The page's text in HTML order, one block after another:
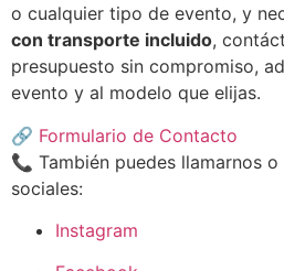
o cualquier tipo de evento, y
con transporte incluido,
presupuesto sin compromiso,
evento y al modelo que elijas.
🔗 Formulario de Contacto
📞 También puedes llamarnos
sociales:
Instagram